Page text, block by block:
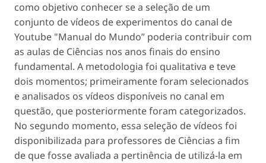
como objetivo conhecer se a seleção de um
conjunto de vídeos de experimentos do canal de
Youtube "Manual do Mundo” poderia contribuir com
as aulas de Ciências nos anos finais do ensino
fundamental. A metodologia foi qualitativa e teve
dois momentos; primeiramente foram selecionados
e analisados os vídeos disponíveis no canal em
questão, que posteriormente foram categorizados.
No segundo momento, essa seleção de vídeos foi
disponibilizada para professores de Ciências a fim
de que fosse avaliada a pertinência de utilizá-la em